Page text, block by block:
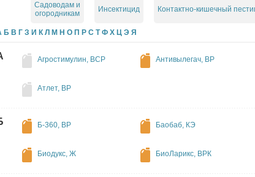
Контактно-кишечный
Инсектицид
Садоводам и
огородникам
Б В Г З И К Л М Н О П Р С Т Ф Х Ц Э Я
Агростимулин, ВСР Антивылегач, BP
Атлет, ВР
Б-360, ВР Баобаб, КЭ
Биодукс, Ж БиоЛарикс, ВРК